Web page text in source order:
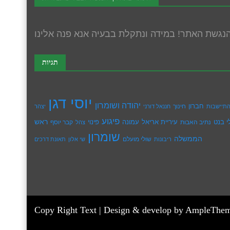
תגיות
התיישבות חברון חינוך חננאל דורני יהודה ושומרון יוסי דגן יצהר
בנט נתיב האבות עיריית אריאל עמונה פיגוע פינוי צהל קבר יוסף ראש
הממשלה ריבונות שולי מועלם שומרון שי אלון תאונת דרכים
Copy Right Text | Design & develop by